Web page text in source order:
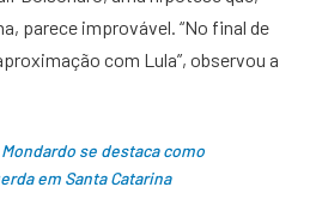
parece improvável. “No final de
com Lula”, observou a
se destaca como
em Santa Catarina